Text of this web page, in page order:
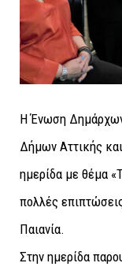
Η Ένωση
Δήμων Αττικής
ημερίδα με θέμα
πολλές
Παιανία.
Στην ημερίδα